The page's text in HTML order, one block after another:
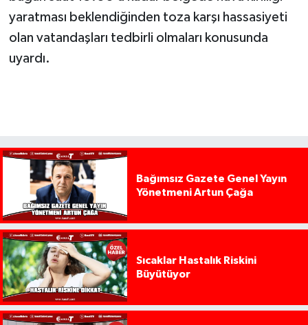
yaratması beklendiğinden toza karşı hassasiyeti
olan vatandaşları tedbirli olmaları konusunda
uyardı.
Bağımsız Gazete Genel Yayın
Yönetmeni Artun Çağa
Sıcaklar Hastalık Riskini
Büyütüyor